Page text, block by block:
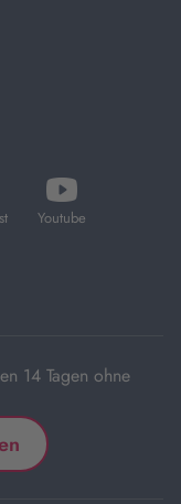
Youtube
öffnet
in
14 Tagen ohne